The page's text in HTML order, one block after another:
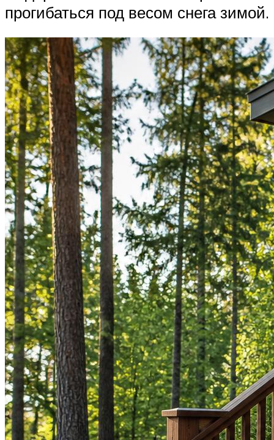
прогибаться под весом снега зимой.